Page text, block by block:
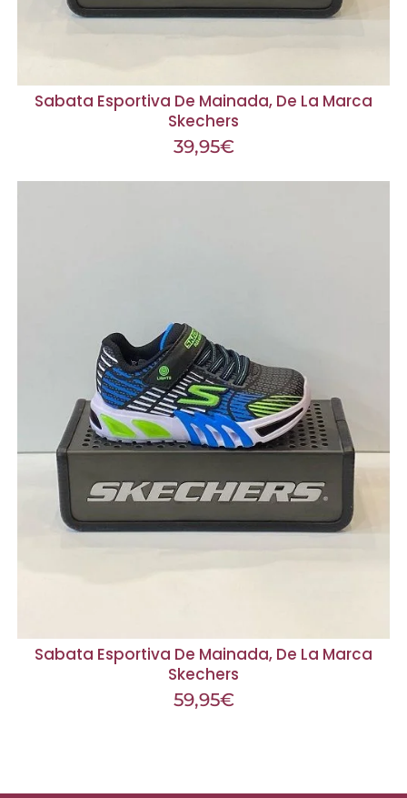
Sabata Esportiva De Mainada, De La Marca
Skechers
39,95€
Sabata Esportiva De Mainada, De La Marca
Skechers
59,95€